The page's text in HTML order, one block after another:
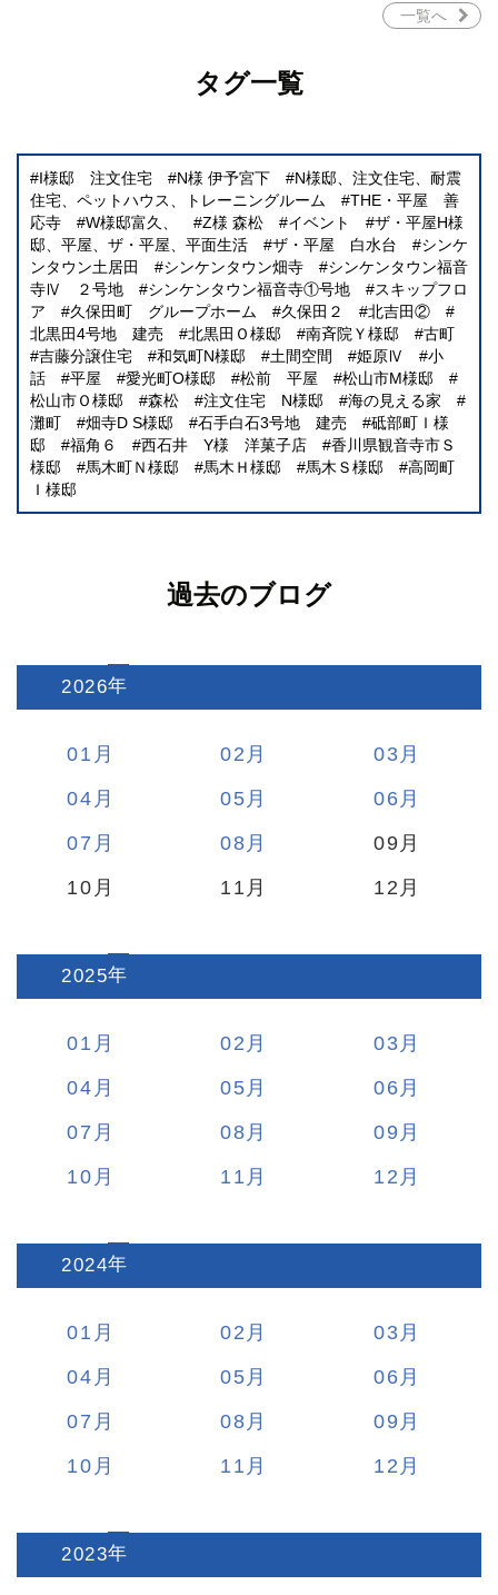
一覧へ
タグ一覧
I様邸 注文住宅 N様 伊予宮下
N様邸、注文住宅、耐震
住宅、ペットハウス、トレーニングルーム
THE・平屋 善
応寺
W様邸富久、 Z様 森松 イベント
ザ・平屋H様
邸、平屋、ザ・平屋、平面生活
ザ・平屋 白水台
シンケ
ンタウン土居田
シンケンタウン畑寺
シンケンタウン福音
寺Ⅳ ２号地
シンケンタウン福音寺①号地
スキップフロ
ア
久保田町 グループホーム 久保田２
北吉田②
北黒田4号地 建売
北黒田Ｏ様邸 南斉院Ｙ様邸
古町
吉藤分譲住宅
和気町N様邸 土間空間 姫原Ⅳ
小
話
平屋 愛光町O様邸 松前 平屋
松山市M様邸
松山市Ｏ様邸
森松 注文住宅 N様邸
海の見える家
灘町
畑寺D S様邸 石手白石3号地 建売
砥部町Ｉ様
邸
福角６ 西石井 Y様 洋菓子店
香川県観音寺市Ｓ
様邸
馬木町Ｎ様邸 馬木Ｈ様邸 馬木Ｓ様邸
高岡町
Ｉ様邸
過去のブログ
2026:
01 02
03
04
05
06
07
08
09
10
11 12
2025:
01 02
03
04
05
06
07
08
09
10
11 12
2024:
01 02
03
04
05
06
07
08
09
10
11 12
2023: